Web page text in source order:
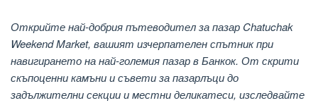
Открийте най-добрия пътеводител за пазар Chatuchak
Weekend Market, вашият изчерпателен спътник при
навигирането на най-големия пазар в Банкок. От скрити
скъпоценни камъни и съвети за пазарлъци до
задължителни секции и местни деликатеси, изследвайте